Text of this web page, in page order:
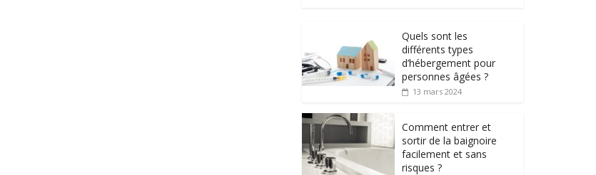
Quels sont les
différents types
d’hébergement pour
personnes âgées ?
13 mars 2024
Comment entrer et
sortir de la baignoire
facilement et sans
risques ?